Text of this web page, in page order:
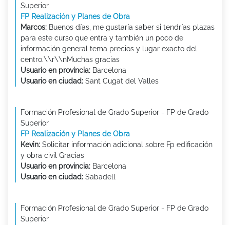
Superior
FP Realización y Planes de Obra
Marcos: Buenos días, me gustaría saber si tendrías plazas
para este curso que entra y también un poco de
información general tema precios y lugar exacto del
centro.\\r\\nMuchas gracias
Usuario en provincia: Barcelona
Usuario en ciudad: Sant Cugat del Valles
Formación Profesional de Grado Superior - FP de Grado
Superior
FP Realización y Planes de Obra
Kevin: Solicitar información adicional sobre Fp edificación
y obra civil Gracias
Usuario en provincia: Barcelona
Usuario en ciudad: Sabadell
Formación Profesional de Grado Superior - FP de Grado
Superior